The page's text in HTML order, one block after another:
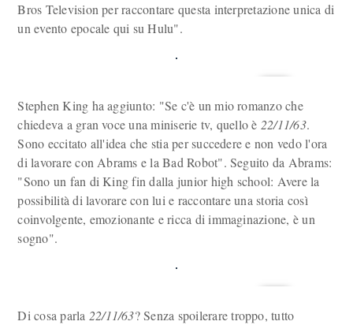
Bros Television per raccontare questa interpretazione unica di
un evento epocale qui su Hulu".
Stephen King ha aggiunto: "Se c'è un mio romanzo che
chiedeva a gran voce una miniserie tv, quello è 22/11/63.
Sono eccitato all'idea che stia per succedere e non vedo l'ora
di lavorare con Abrams e la Bad Robot". Seguito da Abrams:
"Sono un fan di King fin dalla junior high school: Avere la
possibilità di lavorare con lui e raccontare una storia così
coinvolgente, emozionante e ricca di immaginazione, è un
sogno".
Di cosa parla 22/11/63? Senza spoilerare troppo, tutto